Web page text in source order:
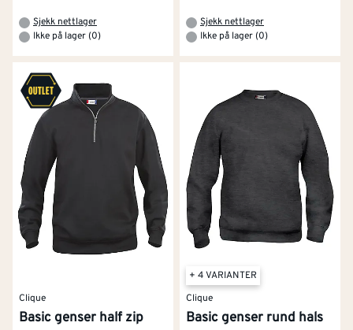
Sjekk nettlager
Ikke på lager (0)
Sjekk nettlager
Ikke på lager (0)
Clique
Basic genser half zip
+ 4 VARIANTER
Clique
Basic genser rund hals